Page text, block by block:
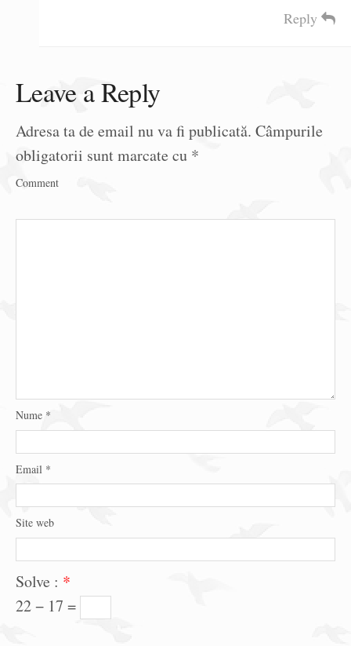
Reply
Leave a Reply
Adresa ta de email nu va fi publicată. Câmpurile
obligatorii sunt marcate cu *
Comment
Nume *
Email *
Site web
Solve : *
22 − 17 =